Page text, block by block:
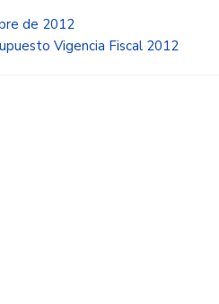
de 2012
Vigencia Fiscal 2012